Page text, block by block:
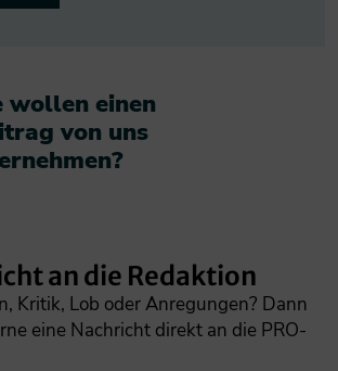
wollen einen
von uns
an die Redaktion
Kritik, Lob oder Anregungen? Dann
eine Nachricht direkt an die PRO-